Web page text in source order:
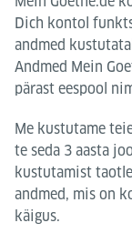
Dich kontol
andmed
Andmed Mein
pärast eespool
Me kustutame
te seda 3 aasta
kustutamist
andmed, mis on
käigus.